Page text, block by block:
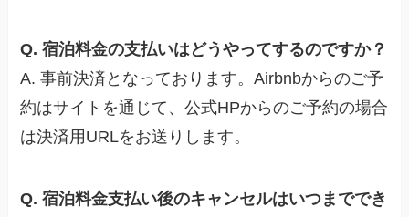
Q. 宿泊料金の支払いはどうやってするのですか？
A. 事前決済となっております。Airbnbからのご予
約はサイトを通じて、公式HPからのご予約の場合
は決済用URLをお送りします。
Q. 宿泊料金支払い後のキャンセルはいつまででき